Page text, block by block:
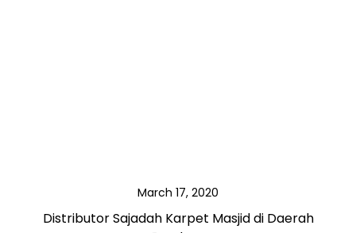
March 17, 2020
Distributor Sajadah Karpet Masjid di Daerah